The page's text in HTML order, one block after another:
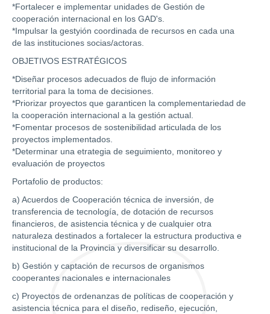
*Fortalecer e implementar unidades de Gestión de
cooperación internacional en los GAD's.
*Impulsar la gestyión coordinada de recursos en cada una
de las instituciones socias/actoras.
OBJETIVOS ESTRATÉGICOS
*Diseñar procesos adecuados de flujo de información
territorial para la toma de decisiones.
*Priorizar proyectos que garanticen la complementariedad de
la cooperación internacional a la gestión actual.
*Fomentar procesos de sostenibilidad articulada de los
proyectos implementados.
*Determinar una etrategia de seguimiento, monitoreo y
evaluación de proyectos
Portafolio de productos:
a) Acuerdos de Cooperación técnica de inversión, de
transferencia de tecnología, de dotación de recursos
financieros, de asistencia técnica y de cualquier otra
naturaleza destinados a fortalecer la estructura productiva e
institucional de la Provincia y diversificar su desarrollo.
b) Gestión y captación de recursos de organismos
cooperantes nacionales e internacionales
c) Proyectos de ordenanzas de políticas de cooperación y
asistencia técnica para el diseño, rediseño, ejecución,